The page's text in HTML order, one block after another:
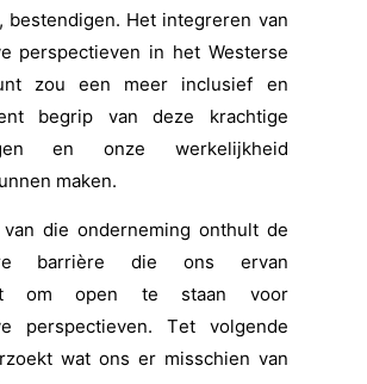
bestendigen. Het integreren van
perspectieven in het Westerse
zou een meer inclusief en
begrip van deze krachtige
en onze werkelijkheid
maken.
die onderneming onthult de
barrière die ons ervan
om open te staan voor
perspectieven. Tet volgende
wat ons er misschien van